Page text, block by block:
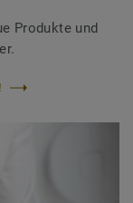
Produkte und